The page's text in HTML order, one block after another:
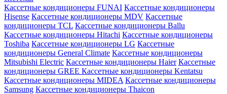
Кассетные кондиционеры FUNAI Кассетные кондиционеры
Hisense Кассетные кондиционеры MDV Кассетные
кондиционеры TCL Кассетные кондиционеры Ballu
Кассетные кондиционеры Hitachi Кассетные кондиционеры
Toshiba Кассетные кондиционеры LG Кассетные
кондиционеры General Climate Кассетные кондиционеры
Mitsubishi Electric Кассетные кондиционеры Haier Кассетные
кондиционеры GREE Кассетные кондиционеры Kentatsu
Кассетные кондиционеры MIDEA Кассетные кондиционеры
Samsung Кассетные кондиционеры Thaicon